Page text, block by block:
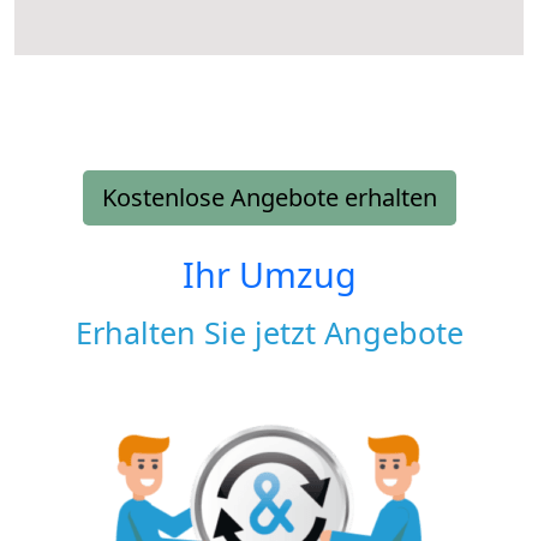
Kostenlose Angebote erhalten
Ihr Umzug
Erhalten Sie jetzt Angebote